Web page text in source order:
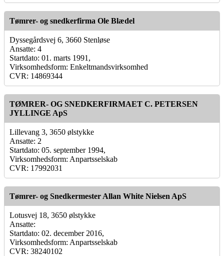
Tømrer- og snedkerfirma Ole Blædel
Dyssegårdsvej 6, 3660 Stenløse
Ansatte: 4
Startdato: 01. marts 1991,
Virksomhedsform: Enkeltmandsvirksomhed
CVR: 14869344
TØMRER- OG SNEDKERFIRMAET C. PETERSEN
JYLLINGE ApS
Lillevang 3, 3650 ølstykke
Ansatte: 2
Startdato: 05. september 1994,
Virksomhedsform: Anpartsselskab
CVR: 17992031
Tømrer- og Snedkermester Allan White Nielsen ApS
Lotusvej 18, 3650 ølstykke
Ansatte:
Startdato: 02. december 2016,
Virksomhedsform: Anpartsselskab
CVR: 38240102